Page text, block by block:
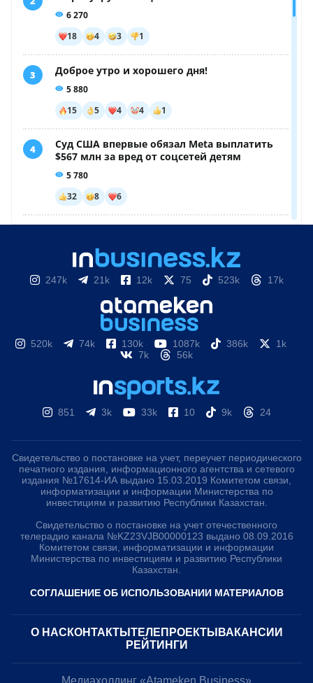
247k 21k 12k 75 523k 17k
520k 74k 130k 1087k 386k
1k
7k
56k
851 3k 33k 10 9k 24
Свидетельство о постановке на учет, переучет периодического
печатного издания, информационного агентства и сетевого
издания №17614-ИА выдано 15.03.2019 Комитетом связи,
информатизации и информации Министерства по
инвестициям и развитию Республики Казахстан.
Свидетельство о постановке на учет отечественного
телерадио канала №KZ23VJB00000123 выдано 08.09.2016
Комитетом связи, информатизации и информации
Министерства по инвестициям и развитию Республики
Казахстан.
СОГЛАШЕНИЕ ОБ ИСПОЛЬЗОВАНИИ МАТЕРИАЛОВ
О НАС КОНТАКТЫ ТЕЛЕПРОЕКТЫ ВАКАНСИИ
РЕЙТИНГИ
Медиахолдинг «Atameken Business»